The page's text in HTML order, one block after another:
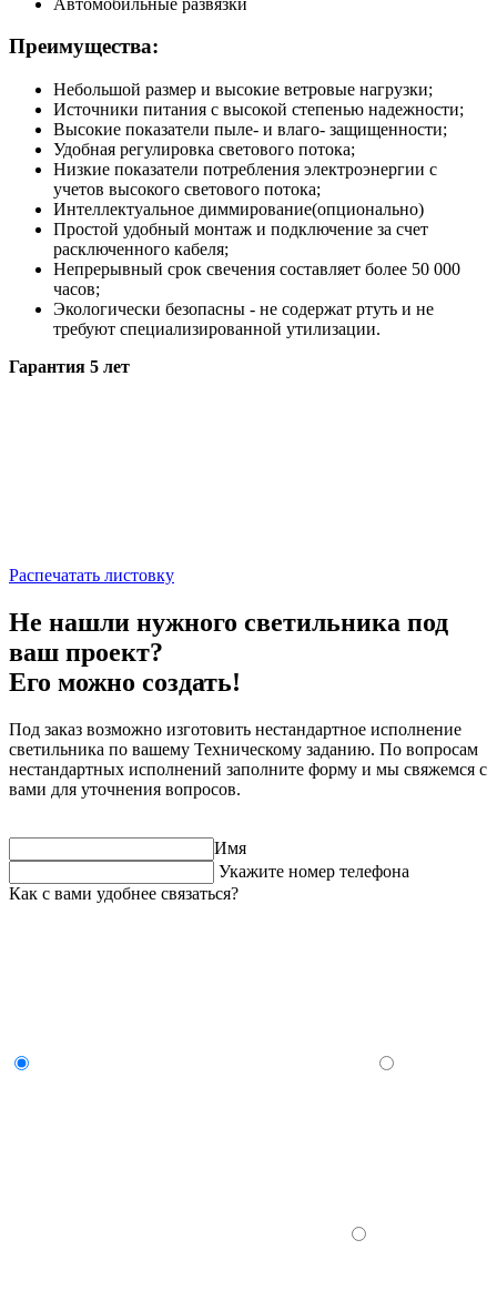
Преимущества:
Небольшой размер и высокие ветровые нагрузки;
Источники питания с высокой степенью надежности;
Высокие показатели пыле- и влаго- защищенности;
Удобная регулировка светового потока;
Низкие показатели потребления электроэнергии с
учетов высокого светового потока;
Интеллектуальное диммирование(опционально)
Простой удобный монтаж и подключение за счет
расключенного кабеля;
Непрерывный срок свечения составляет более 50 000
часов;
Экологически безопасны - не содержат ртуть и не
требуют специализированной утилизации.
Гарантия 5 лет
Распечатать листовку
Не нашли нужного светильника под
ваш проект?
Его можно создать!
Под заказ возможно изготовить нестандартное исполнение
светильника по вашему Техническому заданию. По вопросам
нестандартных исполнений заполните форму и мы свяжемся с
вами для уточнения вопросов.
Имя
Укажите номер телефона
Как с вами удобнее связаться?